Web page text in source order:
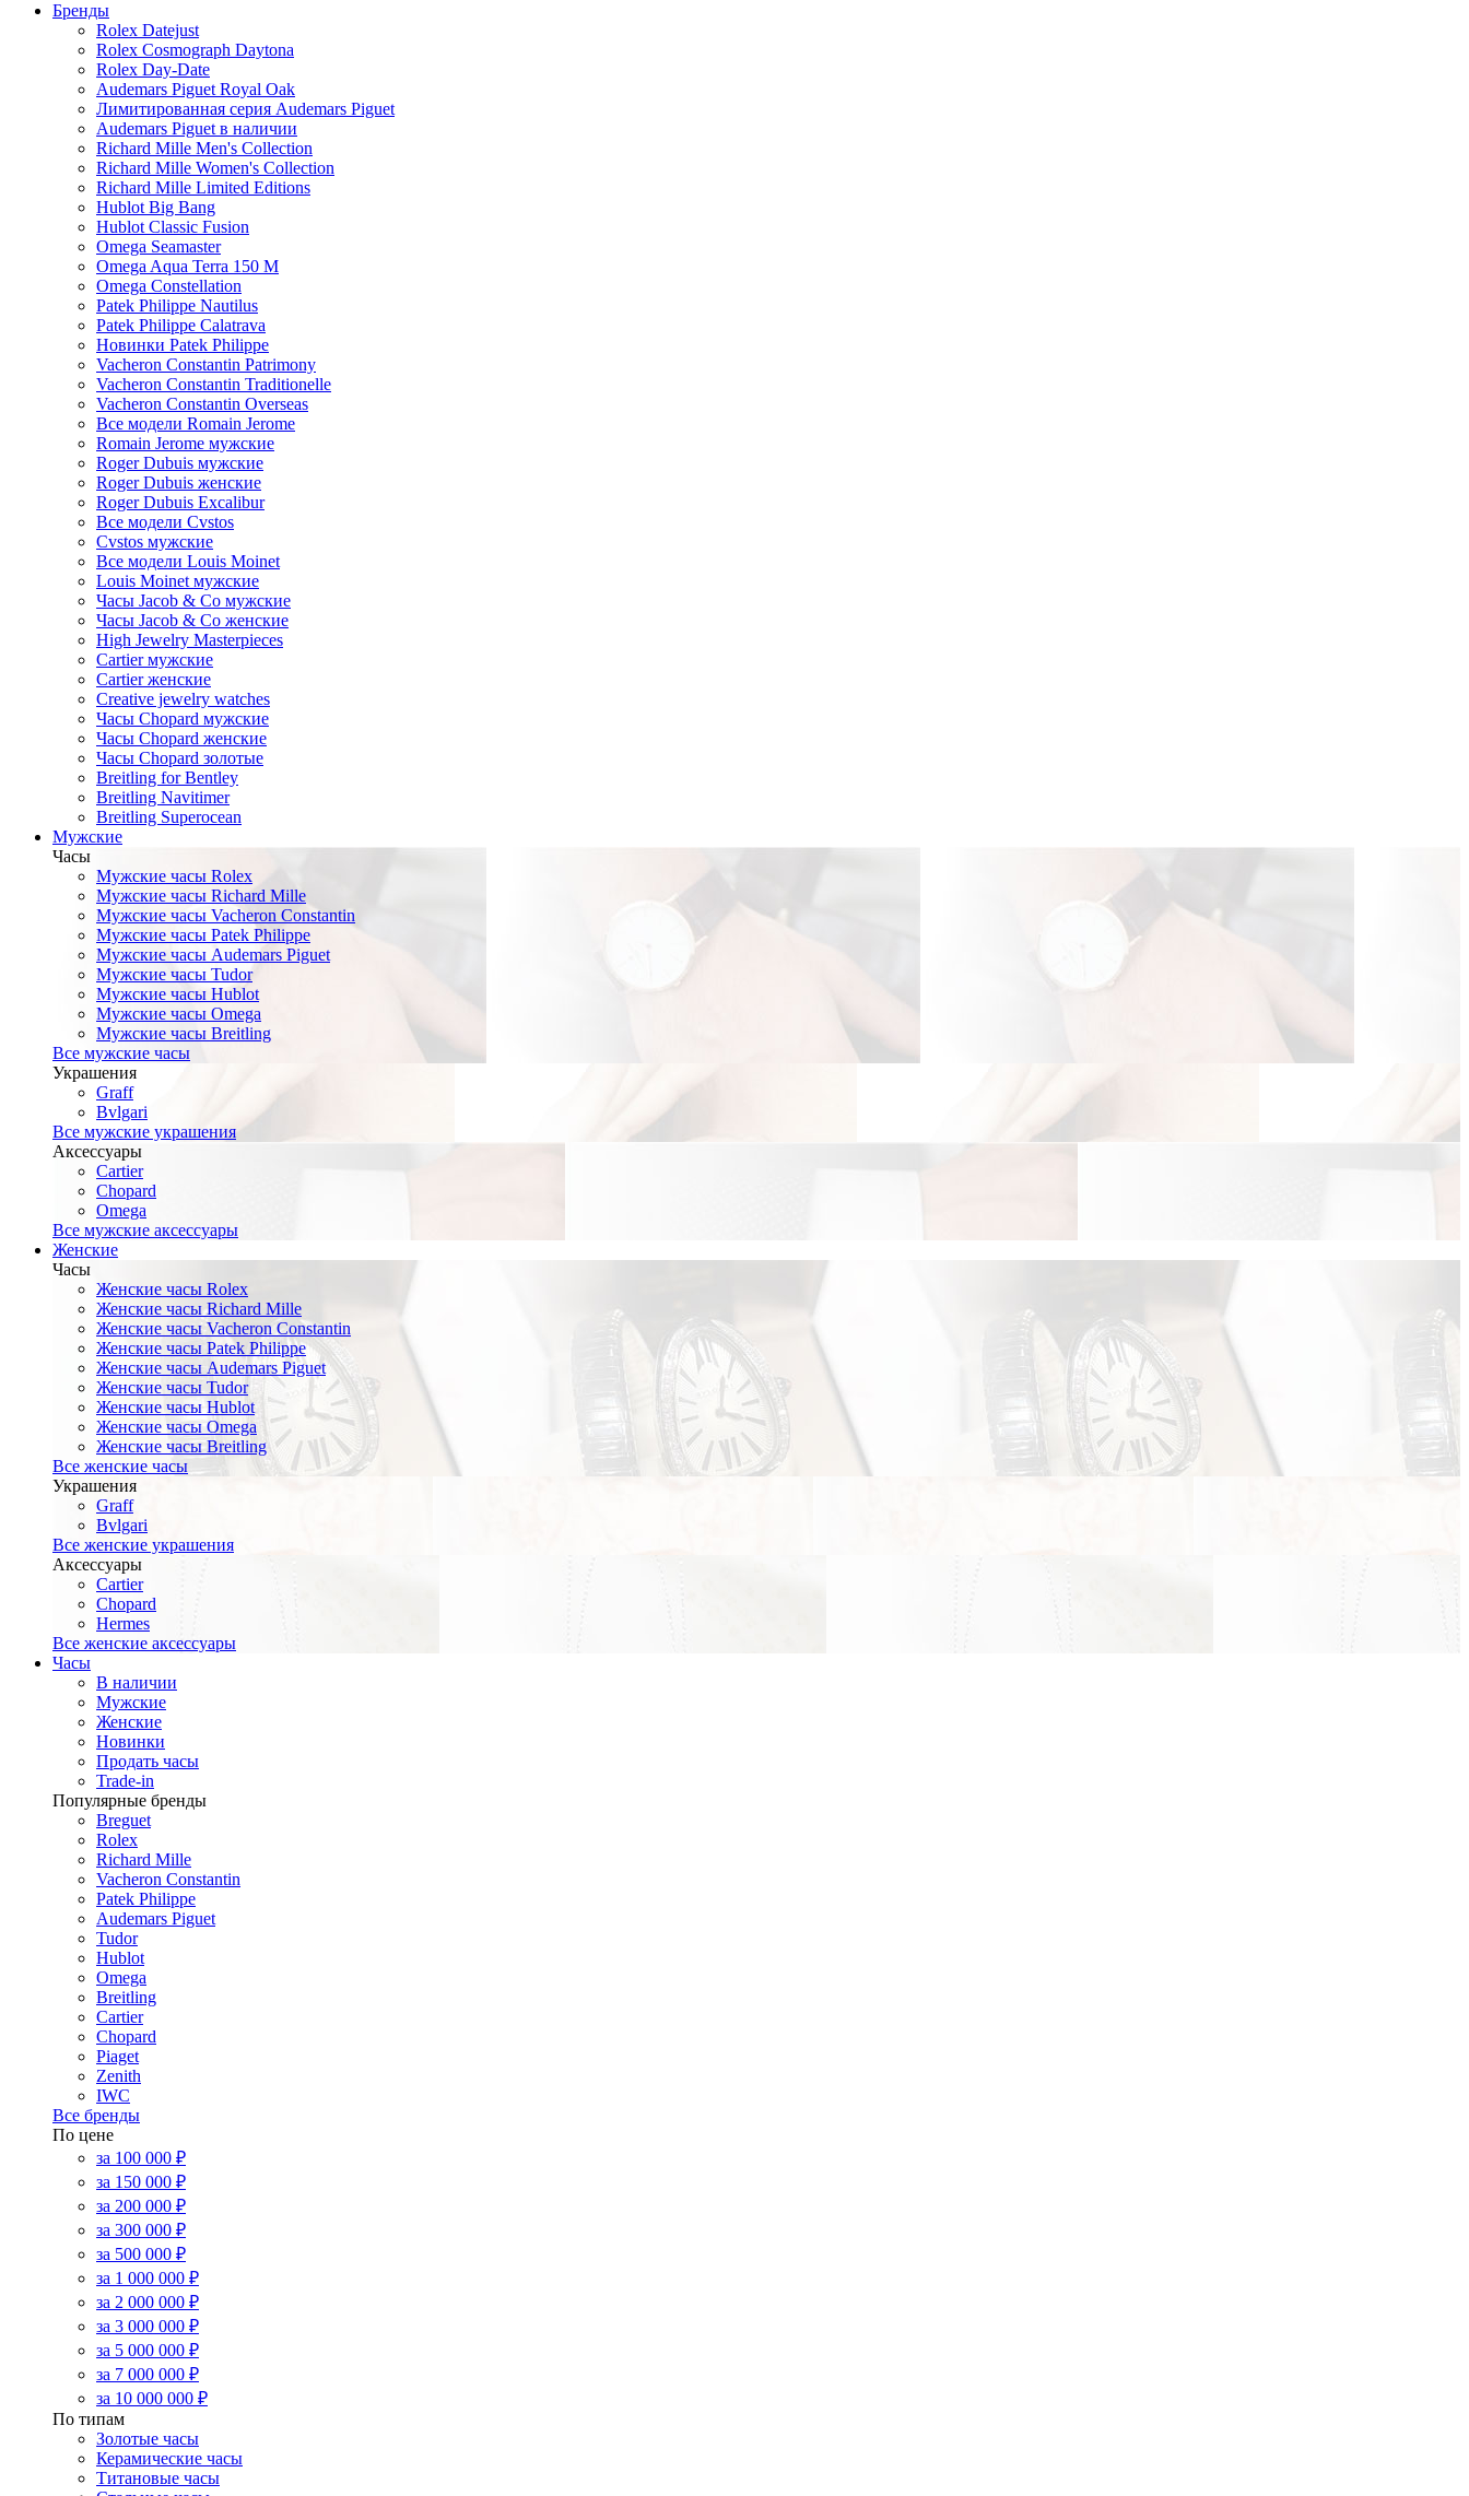
Бренды
Rolex Datejust
Rolex Cosmograph Daytona
Rolex Day-Date
Audemars Piguet Royal Oak
Лимитированная серия Audemars Piguet
Audemars Piguet в наличии
Richard Mille Men's Collection
Richard Mille Women's Collection
Richard Mille Limited Editions
Hublot Big Bang
Hublot Classic Fusion
Omega Seamaster
Omega Aqua Terra 150 M
Omega Constellation
Patek Philippe Nautilus
Patek Philippe Calatrava
Новинки Patek Philippe
Vacheron Constantin Patrimony
Vacheron Constantin Traditionelle
Vacheron Constantin Overseas
Все модели Romain Jerome
Romain Jerome мужские
Roger Dubuis мужские
Roger Dubuis женские
Roger Dubuis Excalibur
Все модели Cvstos
Cvstos мужские
Все модели Louis Moinet
Louis Moinet мужские
Часы Jacob & Co мужские
Часы Jacob & Co женские
High Jewelry Masterpieces
Cartier мужские
Cartier женские
Creative jewelry watches
Часы Chopard мужские
Часы Сhopard женские
Часы Сhopard золотые
Breitling for Bentley
Breitling Navitimer
Breitling Superocean
Мужские
Часы
Мужские часы Rolex
Мужские часы Richard Mille
Мужские часы Vacheron Constantin
Мужские часы Patek Philippe
Мужские часы Audemars Piguet
Мужские часы Tudor
Мужские часы Hublot
Мужские часы Omega
Мужские часы Breitling
Все мужские часы
Украшения
Graff
Bvlgari
Все мужские украшения
Аксессуары
Cartier
Chopard
Omega
Все мужские аксессуары
Женские
Часы
Женские часы Rolex
Женские часы Richard Mille
Женские часы Vacheron Constantin
Женские часы Patek Philippe
Женские часы Audemars Piguet
Женские часы Tudor
Женские часы Hublot
Женские часы Omega
Женские часы Breitling
Все женские часы
Украшения
Graff
Bvlgari
Все женские украшения
Аксессуары
Cartier
Chopard
Hermes
Все женские аксессуары
Часы
В наличии
Мужские
Женские
Новинки
Продать часы
Trade-in
Популярные бренды
Breguet
Rolex
Richard Mille
Vacheron Constantin
Patek Philippe
Audemars Piguet
Tudor
Hublot
Omega
Breitling
Cartier
Chopard
Piaget
Zenith
IWC
Все бренды
По цене
за 100 000 ₽
за 150 000 ₽
за 200 000 ₽
за 300 000 ₽
за 500 000 ₽
за 1 000 000 ₽
за 2 000 000 ₽
за 3 000 000 ₽
за 5 000 000 ₽
за 7 000 000 ₽
за 10 000 000 ₽
По типам
Золотые часы
Керамические часы
Титановые часы